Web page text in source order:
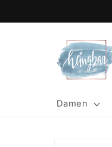
Inhalt
Damen